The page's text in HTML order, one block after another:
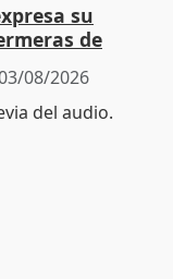
su
de
08/2026